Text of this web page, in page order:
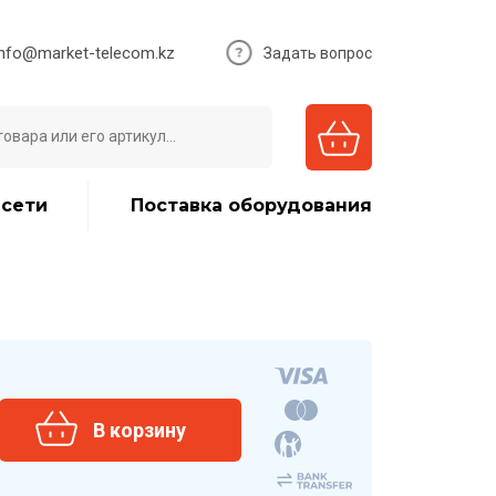
telecom.kz Задать вопрос
Поставка оборудования